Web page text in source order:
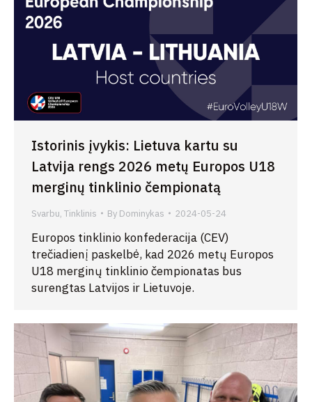
Istorinis įvykis: Lietuva kartu su
Latvija rengs 2026 metų Europos U18
merginų tinklinio čempionatą
Svarbu, Tinklinis By Dominykas 2024-05-24
Europos tinklinio konfederacija (CEV)
trečiadienį paskelbė, kad 2026 metų Europos
U18 merginų tinklinio čempionatas bus
surengtas Latvijos ir Lietuvoje.